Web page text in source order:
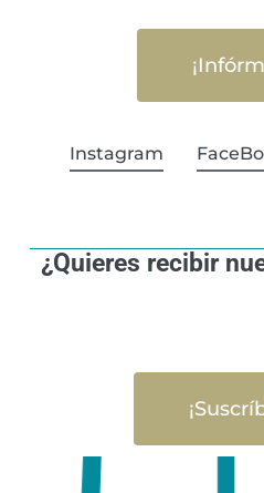
Instagram
¿Quieres recibir